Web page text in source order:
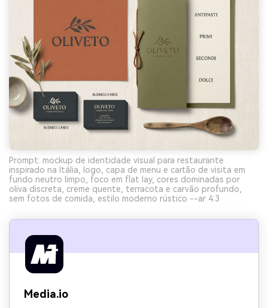
Prompt: mockup de identidade visual para restaurante
inspirado na Itália, logo, capa de menu e cartão de visita em
fundo neutro limpo, foco em flat lay, cores dominadas por
oliva discreta, creme quente, terracota e carvão profundo,
sem fotos de comida, estilo moderno rústico --ar 4:3
Media.io